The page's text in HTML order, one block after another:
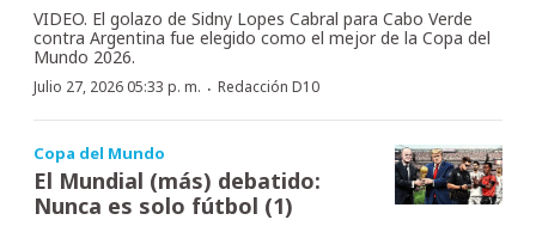
VIDEO. El golazo de Sidny Lopes Cabral para Cabo Verde
contra Argentina fue elegido como el mejor de la Copa del
Mundo 2026.
Julio 27, 2026 05:33 p. m. · Redacción D10
Copa del Mundo
El Mundial (más) debatido:
Nunca es solo fútbol (1)